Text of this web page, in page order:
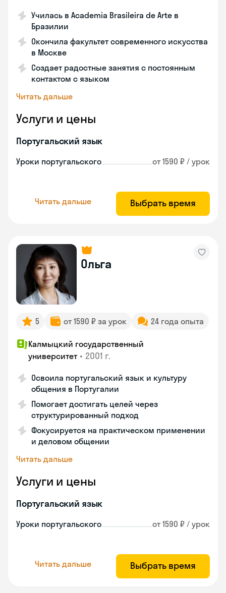
Училась в Academia Brasileira de Arte в
Бразилии
Окончила факультет современного искусства
в Москве
Создает радостные занятия с постоянным
контактом с языком
Читать дальше
Услуги и цены
Португальский язык
Уроки португальского от 1590 ₽ / урок
Читать дальше Выбрать время
Ольга
5 от 1590 ₽ за урок 24 года опыта
Калмыцкий государственный
университет • 2001 г.
Освоила португальский язык и культуру
общения в Португалии
Помогает достигать целей через
структурированный подход
Фокусируется на практическом применении
и деловом общении
Читать дальше
Услуги и цены
Португальский язык
Уроки португальского от 1590 ₽ / урок
Читать дальше Выбрать время